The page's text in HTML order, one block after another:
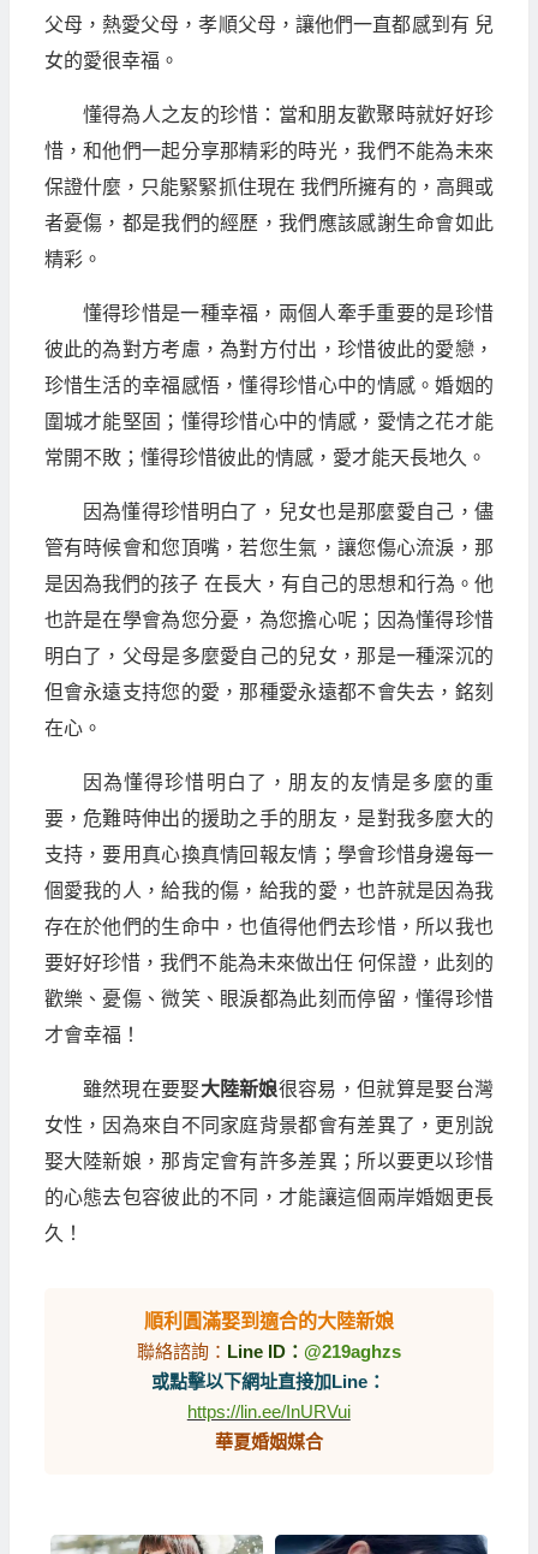
父母，熱愛父母，孝順父母，讓他們一直都感到有 兒
女的愛很幸福。
懂得為人之友的珍惜：當和朋友歡聚時就好好珍
惜，和他們一起分享那精彩的時光，我們不能為未來
保證什麼，只能緊緊抓住現在 我們所擁有的，高興或
者憂傷，都是我們的經歷，我們應該感謝生命會如此
精彩。
懂得珍惜是一種幸福，兩個人牽手重要的是珍惜
彼此的為對方考慮，為對方付出，珍惜彼此的愛戀，
珍惜生活的幸福感悟，懂得珍惜心中的情感。婚姻的
圍城才能堅固；懂得珍惜心中的情感，愛情之花才能
常開不敗；懂得珍惜彼此的情感，愛才能天長地久。
因為懂得珍惜明白了，兒女也是那麼愛自己，儘
管有時候會和您頂嘴，若您生氣，讓您傷心流淚，那
是因為我們的孩子 在長大，有自己的思想和行為。他
也許是在學會為您分憂，為您擔心呢；因為懂得珍惜
明白了，父母是多麼愛自己的兒女，那是一種深沉的
但會永遠支持您的愛，那種愛永遠都不會失去，銘刻
在心。
因為懂得珍惜明白了，朋友的友情是多麼的重
要，危難時伸出的援助之手的朋友，是對我多麼大的
支持，要用真心換真情回報友情；學會珍惜身邊每一
個愛我的人，給我的傷，給我的愛，也許就是因為我
存在於他們的生命中，也值得他們去珍惜，所以我也
要好好珍惜，我們不能為未來做出任 何保證，此刻的
歡樂、憂傷、微笑、眼淚都為此刻而停留，懂得珍惜
才會幸福！
雖然現在要娶大陸新娘很容易，但就算是娶台灣
女性，因為來自不同家庭背景都會有差異了，更別說
娶大陸新娘，那肯定會有許多差異；所以要更以珍惜
的心態去包容彼此的不同，才能讓這個兩岸婚姻更長
久！
順利圓滿娶到適合的大陸新娘
聯絡諮詢： Line ID： @219aghzs
或點擊以下網址直接加Line：
https://lin.ee/InURVui
華夏婚姻媒合